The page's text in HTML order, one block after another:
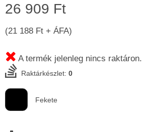
26 909 Ft
(21 188 Ft + ÁFA)
A termék jelenleg nincs raktáron.
Raktárkészlet: 0
Fekete